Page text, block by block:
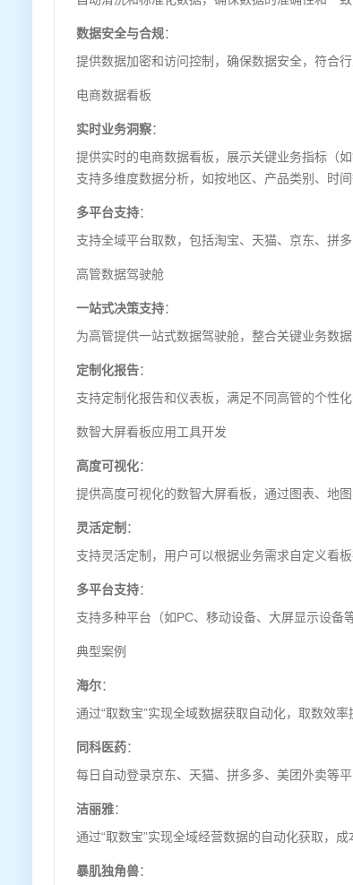
数据安全与合规：
提供数据加密和访问控制，确保数据安全，符合行
电商数据看板
实时业务洞察：
提供实时的电商数据看板，展示关键业务指标（
支持多维度数据分析，如按地区、产品类别、时
多平台支持：
支持全域平台取数，包括淘宝、天猫、京东、拼
高管数据驾驶舱
一站式决策支持：
为高管提供一站式数据驾驶舱，整合关键业务数
定制化报告：
支持定制化报告和仪表板，满足不同高管的个性化
数智大屏看板应用工具开发
高度可视化：
提供高度可视化的数智大屏看板，通过图表、地
灵活定制 ：
支持灵活定制，用户可以根据业务需求自定义看板
多平台支持：
支持多种平台（如PC、移动设备、大屏显示设备
典型案例
海尔：
通过“取数宝”实现全域数据获取自动化，取数效
同科医药：
每日自动登录京东、天猫、拼多多、美团外卖等
洁丽雅：
通过“取数宝”实现全域经营数据的自动化获取，
暴肌独角兽：